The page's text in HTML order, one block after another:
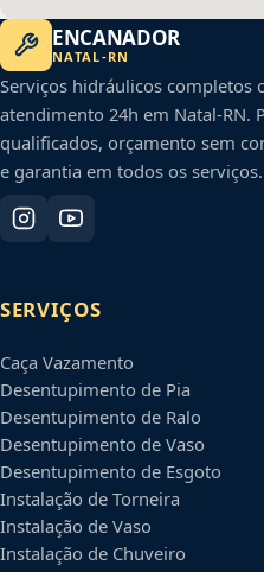
ENCANADOR
NATAL-RN
Serviços hidráulicos completos
atendimento 24h em Natal-RN.
qualificados, orçamento sem
e garantia em todos os serviços.
SERVIÇOS
Caça Vazamento
Desentupimento de Pia
Desentupimento de Ralo
Desentupimento de Vaso
Desentupimento de Esgoto
Instalação de Torneira
Instalação de Vaso
Instalação de Chuveiro